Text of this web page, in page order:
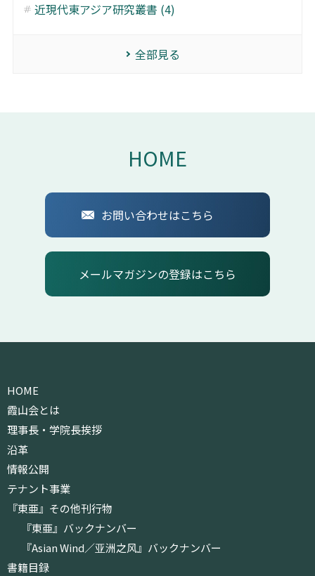
近現代東アジア研究叢書 (4)
全部見る
HOME
お問い合わせはこちら
メールマガジンの登録はこちら
HOME
霞山会とは
理事長・学院長挨拶
沿革
情報公開
テナント事業
『東亜』その他刊行物
『東亜』バックナンバー
『Asian Wind／亚洲之风』バックナンバー
書籍目録